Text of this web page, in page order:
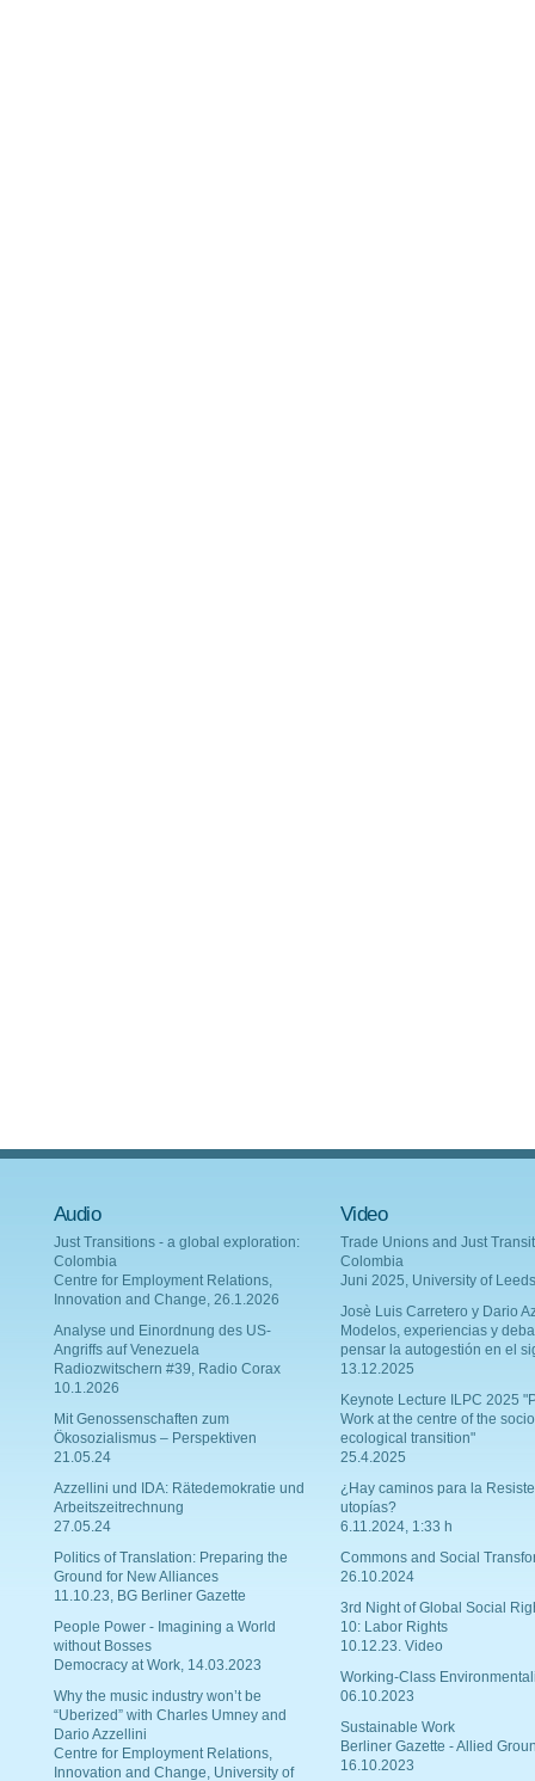
Audio
Just Transitions - a global exploration:
Colombia
Centre for Employment Relations,
Innovation and Change, 26.1.2026
Analyse und Einordnung des US-
Angriffs auf Venezuela
Radiozwitschern #39, Radio Corax
10.1.2026
Mit Genossenschaften zum
Ökosozialismus – Perspektiven
21.05.24
Azzellini und IDA: Rätedemokratie und
Arbeitszeitrechnung
27.05.24
Politics of Translation: Preparing the
Ground for New Alliances
11.10.23, BG Berliner Gazette
People Power - Imagining a World
without Bosses
Democracy at Work, 14.03.2023
Why the music industry won’t be
“Uberized” with Charles Umney and
Dario Azzellini
Centre for Employment Relations,
Innovation and Change, University of
Video
Trade Unions and Just
Colombia
Juni 2025, University of Leeds
Josè Luis Carretero y Dario
Modelos, experiencias y
pensar la autogestión en el
13.12.2025
Keynote Lecture ILPC 2025
Work at the centre of the
ecological transition"
25.4.2025
¿Hay caminos para la
utopías?
6.11.2024, 1:33 h
Commons and Social
26.10.2024
3rd Night of Global Social
10: Labor Rights
10.12.23. Video
Working-Class
06.10.2023
Sustainable Work
Berliner Gazette - Allied
16.10.2023